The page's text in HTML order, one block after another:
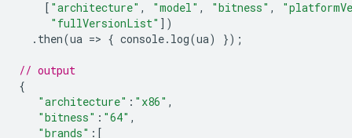
[ "architecture" , "model" , "bitness" ,
"fullVersionList" ])
. then(ua => { console. log(ua) });
// output
{
"architecture" : "x86" ,
"bitness" : "64" ,
"brands" : [